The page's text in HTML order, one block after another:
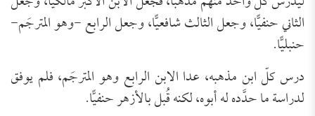
الثاني حنفيًّا، وجعل الثالث شافعيًّا، وجعل الرابع -وهو المترجَم-
حنبليًّا.
درس كلّ ابن مذهبه، عدا الابن الرابع وهو المترجَم، فلم يوفق
لدراسة ما حدَّده له أبوه، لكنه قُبل بالأزهر حنفيًّا.